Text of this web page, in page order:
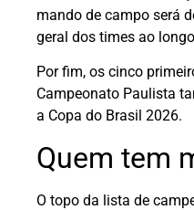
mando de campo será
geral dos times ao
Por fim, os cinco
Campeonato Paulista
a Copa do Brasil 2026.
Quem tem
O topo da lista de